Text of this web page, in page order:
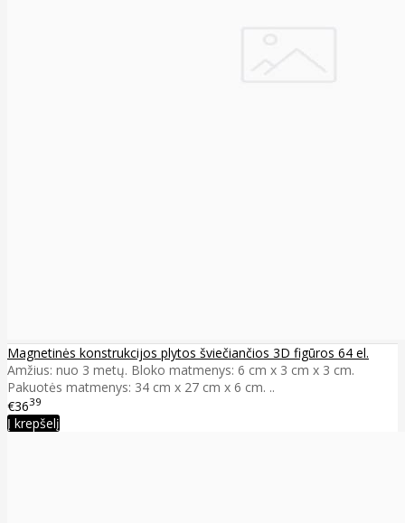
Magnetinės konstrukcijos plytos šviečiančios 3D figūros 64 el.
Amžius: nuo 3 metų. Bloko matmenys: 6 cm x 3 cm x 3 cm.
Pakuotės matmenys: 34 cm x 27 cm x 6 cm. ..
€3639
Į krepšelį